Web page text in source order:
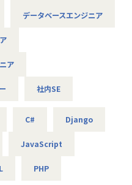
ってひたむきに取り組め
った時はいつでも相談し
ある方は、より広いフィ
使用経験を活かせます
ティサービスの開発や維
ます
データベースエンジニア
ア
社内SE
C# Django
JavaScript
PHP